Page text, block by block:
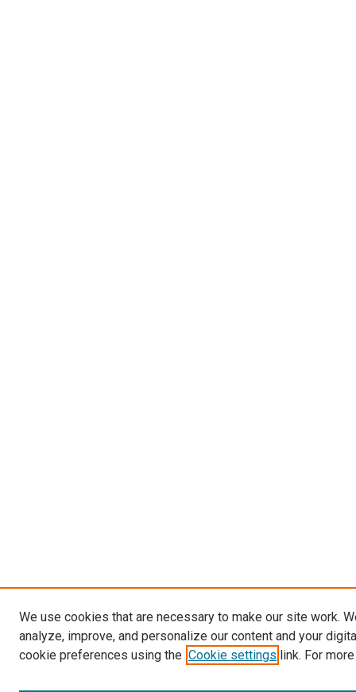
We use cookies that are necessary to make our site work.
analyze, improve, and personalize our content and your
cookie preferences using the Cookie settings link. For